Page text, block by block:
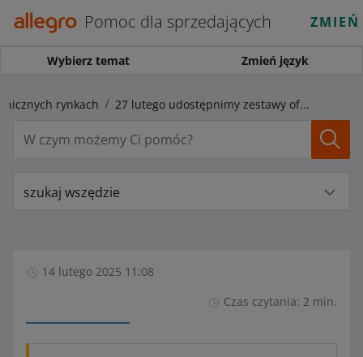
Pomoc dla sprzedających
Wybierz temat Zmień język
rynkach 27 lutego udostępnimy zestawy ofert na zagranicznych rynkach, jeśli spełniają odpowiednie warunki
szukaj wszędzie
14 lutego 2025 11:08
Czas czytania: 2 min.